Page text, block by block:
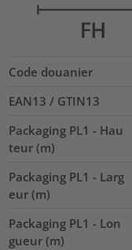
Code douanier
EAN13 / GTIN13
Packaging PL1 - Hau
teur (m)
Packaging PL1 - Larg
eur (m)
Packaging PL1 - Lon
gueur (m)